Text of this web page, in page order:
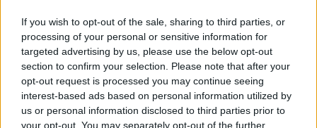
If you wish to opt-out of the sale, sharing to third parties, or
processing of your personal or sensitive information for
targeted advertising by us, please use the below opt-out
section to confirm your selection. Please note that after your
opt-out request is processed you may continue seeing
interest-based ads based on personal information utilized by
us or personal information disclosed to third parties prior to
your opt-out. You may separately opt-out of the further
Για τα συλλαλητήρια της Παρασκευής (28/2)
τόνισε: